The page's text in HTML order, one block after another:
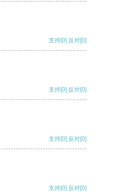
支持[0] 反对[0]
支持[0] 反对[0]
支持[0] 反对[0]
支持[0] 反对[0]